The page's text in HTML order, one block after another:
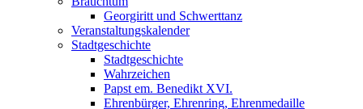
Georgiritt und Schwerttanz
Veranstaltungskalender
Stadtgeschichte
Stadtgeschichte
Wahrzeichen
Papst em. Benedikt XVI.
Ehrenbürger, Ehrenring, Ehrenmedaille